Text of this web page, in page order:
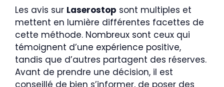
Les avis sur Laserostop sont multiples et
mettent en lumière différentes facettes de
cette méthode. Nombreux sont ceux qui
témoignent d’une expérience positive,
tandis que d’autres partagent des réserves.
Avant de prendre une décision, il est
conseillé de bien s’informer, de poser des